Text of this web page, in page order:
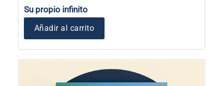
Su propio infinito
Añadir al carrito